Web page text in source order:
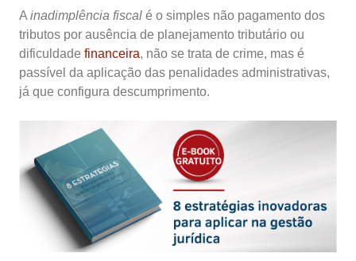
Ainadimplência fiscal é o simples não pagamento dos
tributos por ausência de planejamento tributário ou
dificuldade financeira, não se trata de crime, mas é
passível da aplicação das penalidades administrativas,
já que configura descumprimento.